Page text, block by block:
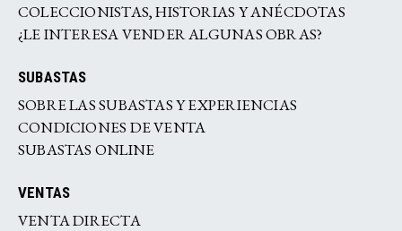
COLECCIONISTAS, HISTORIAS Y ANÉCDOTAS
¿LE INTERESA VENDER ALGUNAS OBRAS?
SUBASTAS
SOBRE LAS SUBASTAS Y EXPERIENCIAS
CONDICIONES DE VENTA
SUBASTAS ONLINE
VENTAS
VENTA DIRECTA